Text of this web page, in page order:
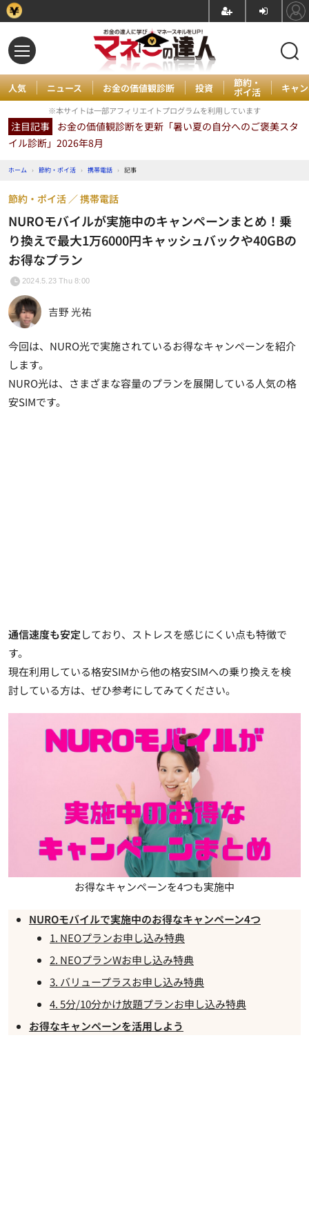
人気 ニュース お金の価値観診断 投資 節約・
ポイ活 キャ
※本サイトは一部アフィリエイトプログラムを利用しています
注目記事 お金の価値観診断を更新「暑い夏の自分へのご褒美スタ
イル診断」2026年8月
ホーム › 節約・ポイ活 › 携帯電話 › 記事
NUROモバイルが実施中のキャンペーンまとめ！乗
り換えで最大1万6000円キャッシュバックや40GBの
お得なプラン
節約・ポイ活 携帯電話
2024.5.23 Thu 8:00
吉野 光祐
今回は、 NURO光で実施されているお得なキャンペーンを紹介
します。
NURO光は、さまざまな容量のプランを展開している人気の格
安SIMです。
通信速度も安定しており、ストレスを感じにくい点も特徴で
す。
現在利用している格安SIMから他の格安SIMへの乗り換えを検
討している方は、ぜひ参考にしてみてください。
お得なキャンペーンを4つも実施中
NUROモバイルで実施中のお得なキャンペーン4つ
1. NEOプランお申し込み特典
2. NEOプランWお申し込み特典
3. バリュープラスお申し込み特典
4. 5分/10分かけ放題プランお申し込み特典
お得なキャンペーンを活用しよう